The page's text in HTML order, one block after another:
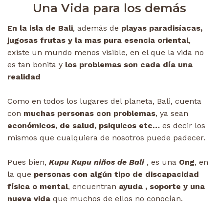
Una Vida para los demás
En la isla de Bali, además de playas paradisíacas,
jugosas frutas y la mas pura esencia oriental,
existe un mundo menos visible, en el que la vida no
es tan bonita y los problemas son cada día una
realidad
Como en todos los lugares del planeta, Bali, cuenta
con muchas personas con problemas, ya sean
económicos, de salud, psiquicos etc… es decir los
mismos que cualquiera de nosotros puede padecer.
Pues bien, Kupu Kupu niños de Bali , es una Ong, en
la que personas con algún tipo de discapacidad
física o mental, encuentran ayuda , soporte y una
nueva vida que muchos de ellos no conocían.